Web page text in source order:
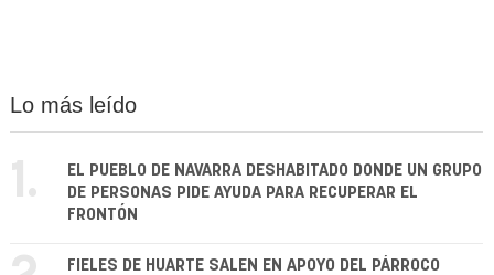
Lo más leído
1.
EL PUEBLO DE NAVARRA DESHABITADO DONDE UN GRUPO
DE PERSONAS PIDE AYUDA PARA RECUPERAR EL
FRONTÓN
FIELES DE HUARTE SALEN EN APOYO DEL PÁRROCO